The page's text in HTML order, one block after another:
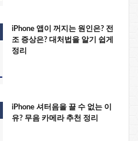
iPhone 앱이 꺼지는 원인은? 전
조 증상은? 대처법을 알기 쉽게
정리
iPhone 셔터음을 끌 수 없는 이
유? 무음 카메라 추천 정리